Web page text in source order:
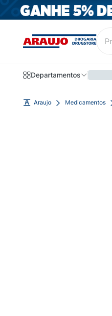
Departamentos
Araujo Medicamentos